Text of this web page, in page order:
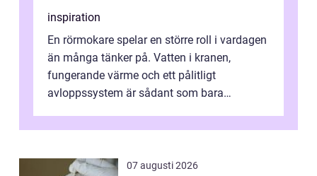
inspiration
En rörmokare spelar en större roll i vardagen
än många tänker på. Vatten i kranen,
fungerande värme och ett pålitligt
avloppssystem är sådant som bara
gör...
07 augusti 2026